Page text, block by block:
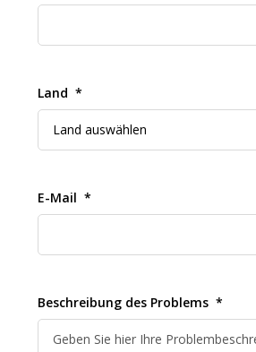
Land
E-Mail
Beschreibung des Problems